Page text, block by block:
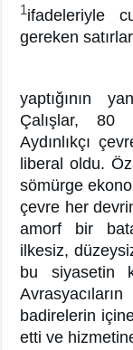
1ifadeleriyle
gereken
yaptığının
Çalışlar, 80
Aydınlıkçı
liberal oldu.
sömürge
çevre her
amorf bir
ilkesiz,
bu siyasetin
badirelerin
etti ve